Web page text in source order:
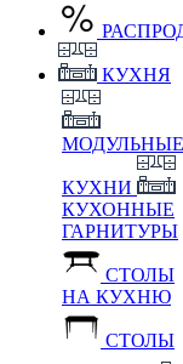
КУХНЯ
МОДУЛЬНЫЕ
КУХНИ
КУХОННЫЕ
ГАРНИТУРЫ
СТОЛЫ
НА КУХНЮ
СТОЛЫ